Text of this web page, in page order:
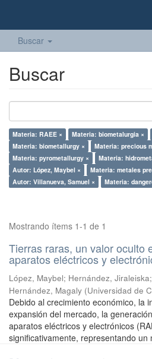
Buscar
Buscar
Materia: RAEE × Materia: biometalurgia ×
Materia: biometallurgy ×
Materia: precious
Materia: pyrometallurgy ×
Materia:
Autor: López, Maybel ×
Materia: metales
Autor: Villanueva, Samuel ×
Materia:
Mostrando ítems 1-1 de 1
Tierras raras, un valor oculto
aparatos eléctricos y
López, Maybel; Hernández, Jiraleiska;
Hernández, Magaly (Universidad de
Debido al crecimiento económico, la
expansión del mercado, la
aparatos eléctricos y electrónicos
significativamente, representando un